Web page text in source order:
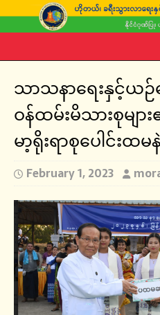
သာသနာရေးနှင့်ယဉ်က
ဝန်ထမ်းမိသားစုမျာ
မာ့ရိုးရာစုပေါင်းထ
February 1, 2023